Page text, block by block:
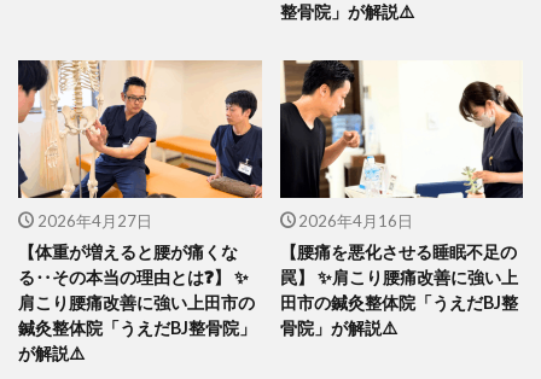
整骨院」が解説⚠️
2026年4月27日
【体重が増えると腰が痛くな
る‥その本当の理由とは❓】 ✨
肩こり腰痛改善に強い上田市の
鍼灸整体院「うえだBJ整骨院」
が解説⚠️
2026年4月16日
【腰痛を悪化させる睡眠不足の
罠】 ✨肩こり腰痛改善に強い上
田市の鍼灸整体院「うえだBJ整
骨院」が解説⚠️